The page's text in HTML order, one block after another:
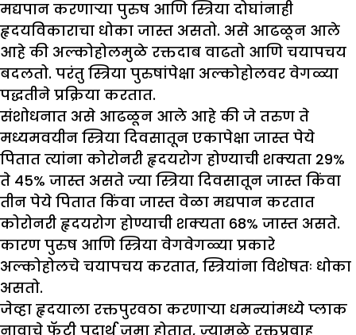
मद्यपान करणाऱ्या पुरुष आणि स्त्रिया दोघांनाही
हृदयविकाराचा धोका जास्त असतो. असे आढळून आले
आहे की अल्कोहोलमुळे रक्तदाब वाढतो आणि चयापचय
बदलतो. परंतु स्त्रिया पुरुषांपेक्षा अल्कोहोलवर वेगळ्या
पद्धतीने प्रक्रिया करतात.
संशोधनात असे आढळून आले आहे की जे तरुण ते
मध्यमवयीन स्त्रिया दिवसातून एकापेक्षा जास्त पेये
पितात त्यांना कोरोनरी हृदयरोग होण्याची शक्यता 29%
ते 45% जास्त असते ज्या स्त्रिया दिवसातून जास्त किंवा
तीन पेये पितात किंवा जास्त वेळा मद्यपान करतात
कोरोनरी हृदयरोग होण्याची शक्यता 68% जास्त असते.
कारण पुरुष आणि स्त्रिया वेगवेगळ्या प्रकारे
अल्कोहोलचे चयापचय करतात, स्त्रियांना विशेषतः धोका
असतो.
जेव्हा हृदयाला रक्तपुरवठा करणाऱ्या धमन्यांमध्ये प्लाक
नावाचे फॅटी पदार्थ जमा होतात, ज्यामुळे रक्तप्रवाह